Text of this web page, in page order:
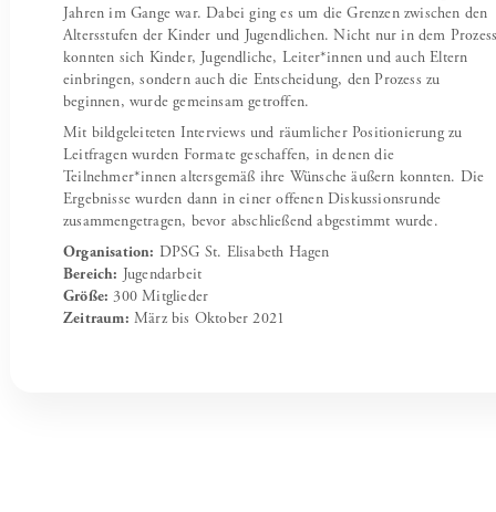
Jahren im Gange war. Dabei ging es um die Grenzen zwischen den
Altersstufen der Kinder und Jugendlichen. Nicht nur in dem
konnten sich Kinder, Jugendliche, Leiter*innen und auch Eltern
einbringen, sondern auch die Entscheidung, den Prozess zu
beginnen, wurde gemeinsam getroffen.
Mit bildgeleiteten Interviews und räumlicher Positionierung zu
Leitfragen wurden Formate geschaffen, in denen die
Teilnehmer*innen altersgemäß ihre Wünsche äußern konnten. Die
Ergebnisse wurden dann in einer offenen Diskussionsrunde
zusammengetragen, bevor abschließend abgestimmt wurde.
Organisation: DPSG St. Elisabeth Hagen
Bereich:
Jugendarbeit
Größe: 300 Mitglieder
Zeitraum: März bis Oktober 2021